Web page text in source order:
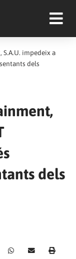
impedeix a
dels
dels